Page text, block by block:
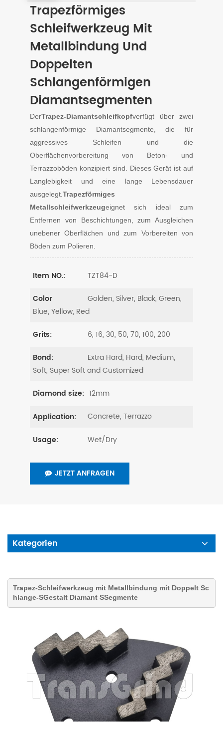
Trapezförmiges
Schleifwerkzeug Mit
Metallbindung Und
Doppelten
Schlangenförmigen
Diamantsegmenten
DerTrapez-Diamantschleifkopfverfügt über zwei
schlangenförmige Diamantsegmente, die für
aggressives Schleifen und die
Oberflächenvorbereitung von Beton- und
Terrazzoböden konzipiert sind. Dieses Gerät ist auf
Langlebigkeit und eine lange Lebensdauer
ausgelegt. Trapezförmiges
Metallschleifwerkzeugeignet sich ideal zum
Entfernen von Beschichtungen, zum Ausgleichen
unebener Oberflächen und zum Vorbereiten von
Böden zum Polieren.
Item NO.: TZT84-D
Color
Golden, Silver, Black, Green,
Blue, Yellow, Red
Grits: 6, 16, 30, 50, 70, 100, 200
Bond:
Extra Hard, Hard, Medium,
Soft, Super Soft and Customized
Diamond size: 12mm
Application: Concrete, Terrazzo
Usage: Wet/Dry
JETZT ANFRAGEN
Kategorien
Trapez-Schleifwerkzeug mit Metallbindung mit Doppelt Sc
hlange-SGestalt Diamant SSegmente